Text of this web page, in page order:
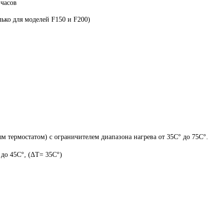
для моделей F150 и F200)
с ограничителем диапазона нагрева от 35C° до 75C°.
45С°, (ΔТ= 35С°)